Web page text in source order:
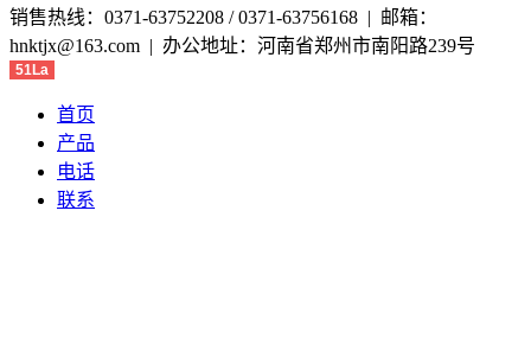
销售热线：0371-63752208 / 0371-63756168 | 邮箱：
hnktjx@163.com | 办公地址：河南省郑州市南阳路239号
51La
首页
产品
电话
联系